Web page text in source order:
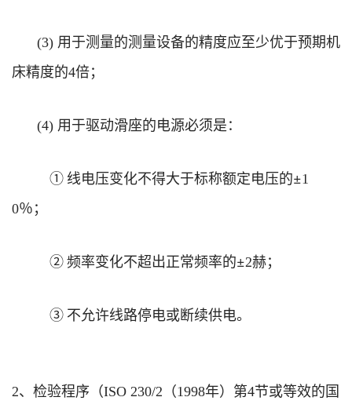
(3) 用于测量的测量设备的精度应至少优于预期机
床精度的4倍；
(4) 用于驱动滑座的电源必须是：
①线电压变化不得大于标称额定电压的±1
0％；
②频率变化不超出正常频率的±2赫；
③不允许线路停电或断续供电。
2、检验程序（ISO 230/2 （1998年）第4节或等效的国